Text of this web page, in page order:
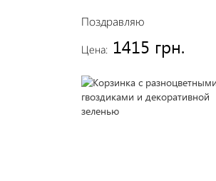
Поздравляю
Цена: 1415 грн.